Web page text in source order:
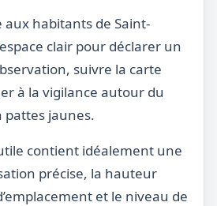
aux habitants de Saint-
clair pour déclarer un
suivre la carte
à la vigilance autour du
pattes jaunes.
contient idéalement une
précise, la hauteur
et le niveau de